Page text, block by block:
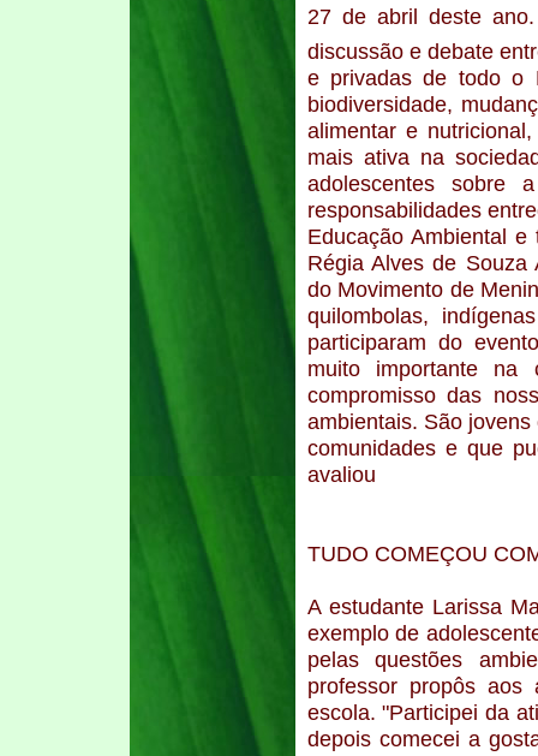
27 de abril deste
discussão e debate
e privadas de todo o
biodiversidade,
alimentar e
mais ativa na
adolescentes sobre
responsabilidades
Educação Ambiental
Régia Alves de Souza
do Movimento de
quilombolas,
participaram do
muito importante na
compromisso das
ambientais. São
comunidades e que
avaliou
TUDO COMEÇOU
A estudante Larissa
exemplo de
pelas questões
professor propôs
escola. "Participei da
depois comecei a